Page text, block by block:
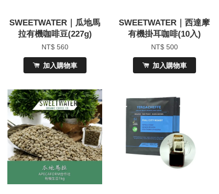
SWEETWATER｜瓜地馬
拉有機咖啡豆(227g)
NT$ 560
加入購物車
SWEETWATER｜西達摩
有機掛耳咖啡(10入)
NT$ 500
加入購物車